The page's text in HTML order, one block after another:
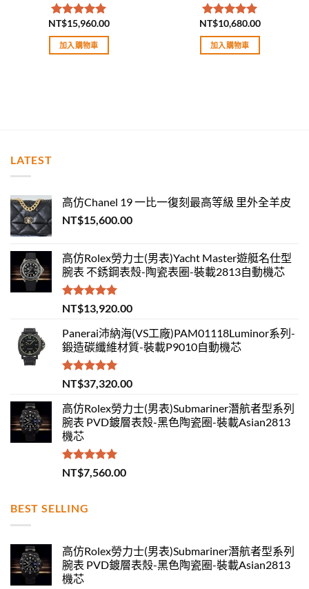
評分5.00
滿分 5
NT$15,960.00
加入購物車
評分5.00
滿分 5
NT$10,680.00
加入購物車
LATEST
高仿Chanel 19 一比一復刻最高等級 里外全羊皮
NT$15,600.00
高仿Rolex勞力士(男表)Yacht Master遊艇名仕型
腕表 不銹鋼表殼-陶瓷表圈-裝載2813自動機芯
評分5.00
滿分 5
NT$13,920.00
Panerai沛納海(VS工廠)PAM01118Luminor系列-
鍛造碳纖維材質-裝載P9010自動機芯
評分5.00
滿分 5
NT$37,320.00
高仿Rolex勞力士(男表)Submariner潛航者型系列
腕表 PVD鍍層表殼-黑色陶瓷圈-裝載Asian2813
機芯
評分 5.00
滿分 5
NT$7,560.00
BEST SELLING
高仿Rolex勞力士(男表)Submariner潛航者型系列
腕表 PVD鍍層表殼-黑色陶瓷圈-裝載Asian2813
機芯